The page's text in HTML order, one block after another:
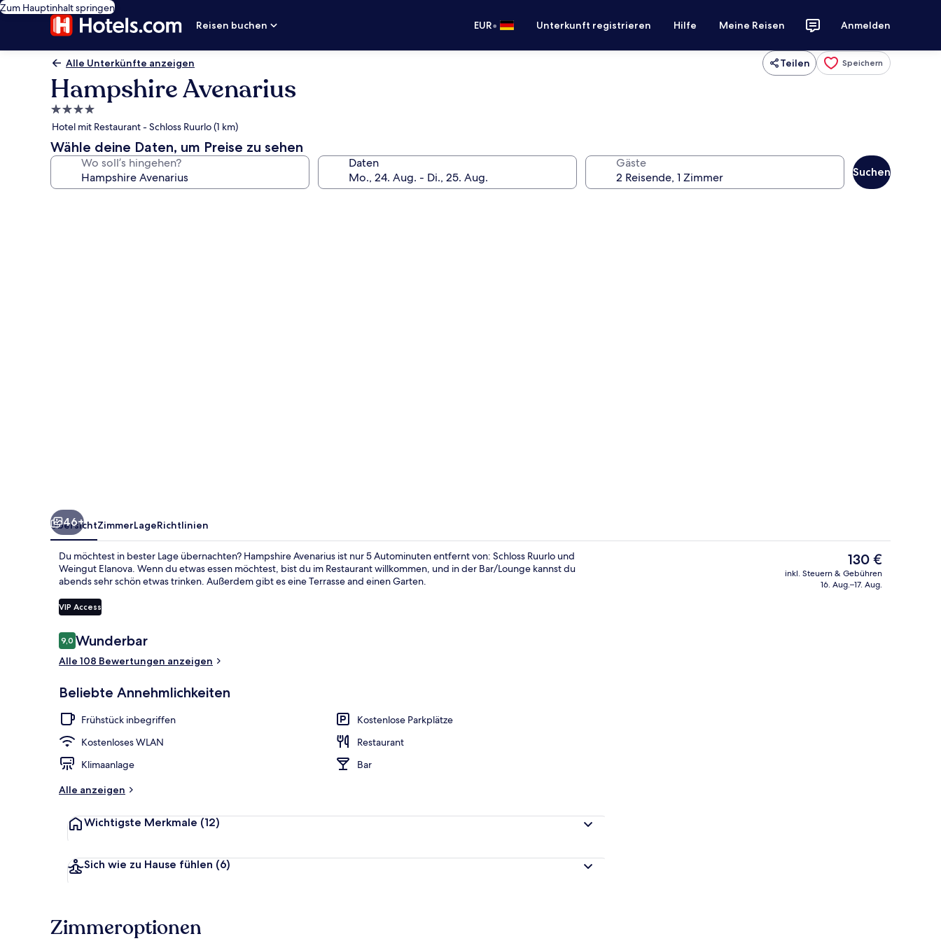
Zum Hauptinhalt springen
Reisen buchen
EUR• Unterkunft registrieren Hilfe Meine Reisen Anmelden
Alle Unterkünfte anzeigen Teilen Speichern
Hampshire Avenarius
4.0-
Sterne-
Unterkunft
Hotel mit Restaurant - Schloss Ruurlo (1 km)
Wähle deine Daten, um Preise zu sehen
Wo soll’s hingehen? Daten Gäste
Suchen
46+
ÜbersichtZimmerLageRichtlinien
Du möchtest in bester Lage übernachten? Hampshire Avenarius ist nur 5 Autominuten entfernt von: Schloss Ruurlo und
Weingut Elanova. Wenn du etwas essen möchtest, bist du im Restaurant willkommen, und in der Bar/Lounge kannst du
abends sehr schön etwas trinken. Außerdem gibt es eine Terrasse and einen Garten.
VIP Access
Bewertungen
9,09,0 von 10.
Wunderbar
Alle 108 Bewertungen anzeigen
Beliebte Annehmlichkeiten
Frühstück inbegriffen
Kostenlose Parkplätze
Kostenloses WLAN
Restaurant
Klimaanlage
Bar
Alle anzeigen
Wichtigste Merkmale (12)
Sich wie zu Hause fühlen (6)
Der
aktuelle
Preis
130 €
inkl. Steuern & Gebühren
16. Aug.–17. Aug.
Zimmeroptionen